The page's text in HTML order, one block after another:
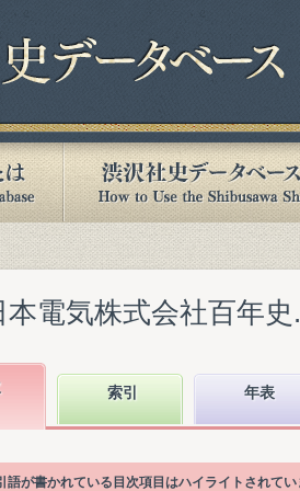
電気株式会社百年
索引 年表
が書かれている目次項目はハイライトされてい